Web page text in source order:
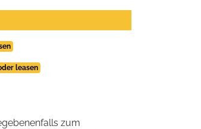
leasen
zum